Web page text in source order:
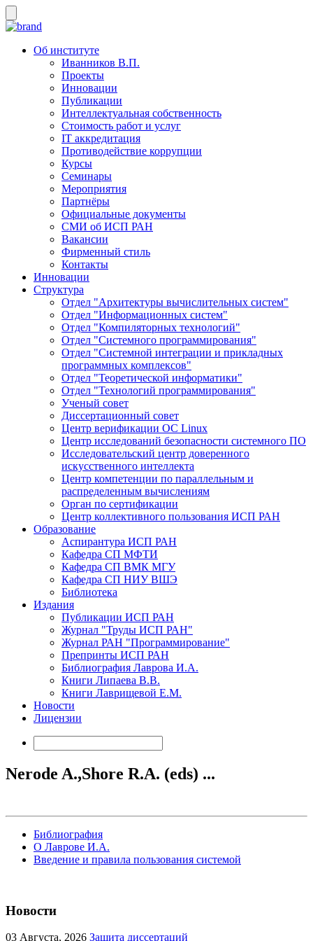
Об институте
Иванников В.П.
Проекты
Инновации
Публикации
Интеллектуальная собственность
Стоимость работ и услуг
IT аккредитация
Противодействие коррупции
Курсы
Семинары
Мероприятия
Партнёры
Официальные документы
СМИ об ИСП РАН
Вакансии
Фирменный стиль
Контакты
Инновации
Структура
Отдел "Архитектуры вычислительных систем"
Отдел "Информационных систем"
Отдел "Компиляторных технологий"
Отдел "Системного программирования"
Отдел "Системной интеграции и прикладных
программных комплексов"
Отдел "Теоретической информатики"
Отдел "Технологий программирования"
Ученый совет
Диссертационный совет
Центр верификации ОС Linux
Центр исследований безопасности системного ПО
Исследовательский центр доверенного
искусственного интеллекта
Центр компетенции по параллельным и
распределенным вычислениям
Орган по сертификации
Центр коллективного пользования ИСП РАН
Образование
Аспирантура ИСП РАН
Кафедра СП МФТИ
Кафедра СП ВМК МГУ
Кафедра СП НИУ ВШЭ
Библиотека
Издания
Публикации ИСП РАН
Журнал "Труды ИСП РАН"
Журнал РАН "Программирование"
Препринты ИСП РАН
Библиография Лаврова И.А.
Книги Липаева В.В.
Книги Лаврищевой Е.М.
Новости
Лицензии
Nerode A.,Shore R.A. (eds) ...
Библиография
О Лаврове И.А.
Введение и правила пользования системой
Новости
03 Августа, 2026 Защита диссертаций